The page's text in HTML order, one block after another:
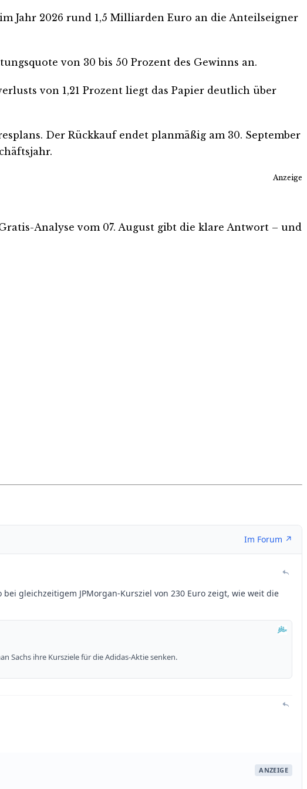
Jahr 2026 rund 1,5 Milliarden Euro an die Anteilseigner
von 30 bis 50 Prozent des Gewinns an.
von 1,21 Prozent liegt das Papier deutlich über
Der Rückkauf endet planmäßig am 30. September
Anzeige
Analyse vom 07. August gibt die klare Antwort – und